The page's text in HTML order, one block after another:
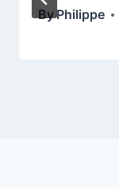
ByPhilippe